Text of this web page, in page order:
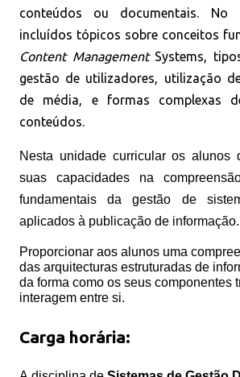
conteúdos ou documentais. No
incluídos tópicos sobre conceitos
Content Management Systems,
gestão de utilizadores, utilização
de média, e formas complexas
conteúdos.
Nesta unidade curricular os alunos
suas capacidades na
fundamentais da gestão de
aplicados à publicação de informação.
Proporcionar aos alunos uma
das arquitecturas estruturadas de
da forma como os seus componentes
interagem entre si.
Carga horária: